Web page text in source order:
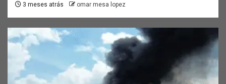
3 meses atrás omar mesa lopez